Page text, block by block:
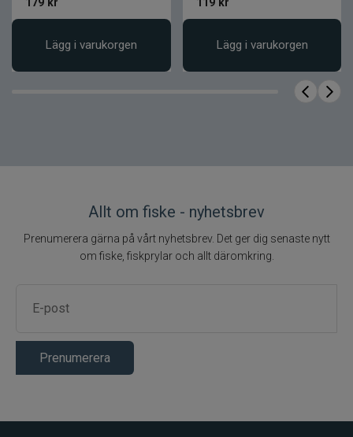
Gör fisket roligare och mer
Levererar en trygg och inspirerande
fiskeupplevelse
5+1 rostfria
Kropp
Kolfiber
Huvudaxel
Rostfritt stål
Bromssystem
saltvatten
179 kr
Lägg i varukorgen
119 kr
Lägg i varukorgen
Allt om fiske - nyhetsbrev
Prenumerera gärna på vårt nyhetsbrev. Det ger dig senaste nytt
om fiske, fiskprylar och allt däromkring.
Prenumerera